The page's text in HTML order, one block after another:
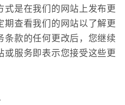
式是在我们的网站上发布更
期查看我们的网站以了解更
条款的任何更改后，您继续
或服务即表示您接受这些更